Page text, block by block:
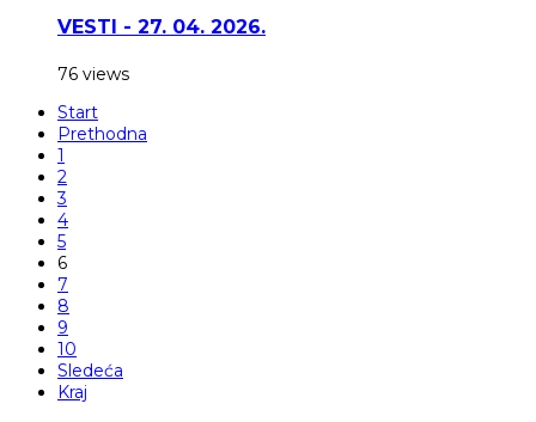
VESTI - 27. 04. 2026.
76 views
Start
Prethodna
1
2
3
4
5
6
7
8
9
10
Sledeća
Kraj